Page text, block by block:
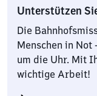
Unterstützen
Die
Menschen in Not
um die Uhr. Mit
wichtige Arbeit!